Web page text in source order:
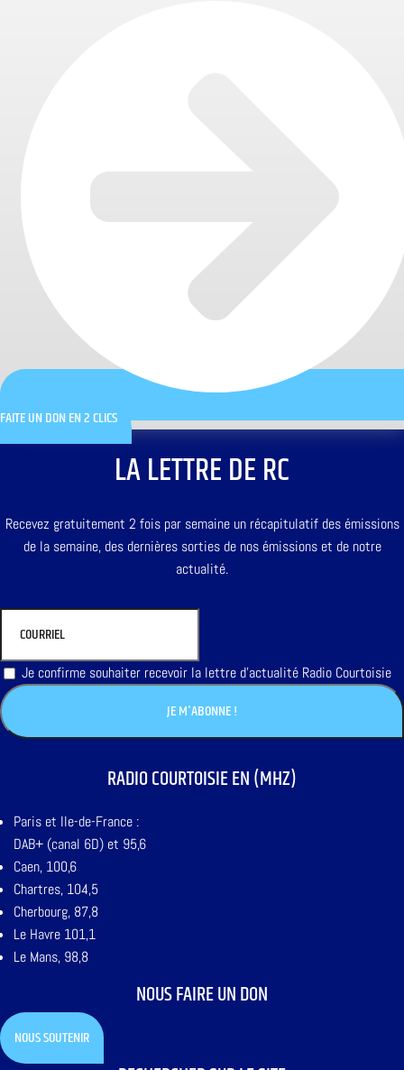
FAITE UN DON EN 2 CLICS
LA LETTRE DE RC
Recevez gratuitement 2 fois par semaine un récapitulatif des émissions
de la semaine, des dernières sorties de nos émissions et de notre
actualité.
Je confirme souhaiter recevoir la lettre d'actualité Radio Courtoisie
RADIO COURTOISIE EN (MHZ)
Paris et Ile-de-France :
DAB+ (canal 6D) et 95,6
Caen, 100,6
Chartres, 104,5
Cherbourg, 87,8
Le Havre 101,1
Le Mans, 98,8
NOUS FAIRE UN DON
NOUS SOUTENIR